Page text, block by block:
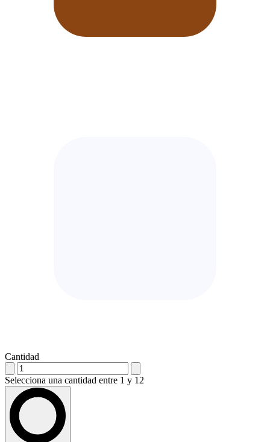
Cantidad
Selecciona una cantidad entre 1 y 12